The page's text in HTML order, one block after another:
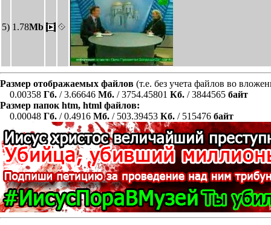
5) 1.78Mb
Размер отображаемых файлов (т.е. без учета файлов во
0.00358 Гб. / 3.66646 Мб. / 3754.45801 Кб. / 3844565 байт
Размер папок htm, html файлов:
0.00048 Гб. / 0.4916 Мб. / 503.39453 Кб. / 515476 байт